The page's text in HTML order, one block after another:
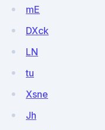
mE
DXck
LN
tu
Xsne
Jh